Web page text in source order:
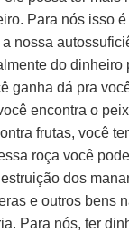
Para nós isso
a nossa
do dinheiro
ganha dá pra
encontra o
frutas, você
roça você
dos
e outros bens
Para nós, ter